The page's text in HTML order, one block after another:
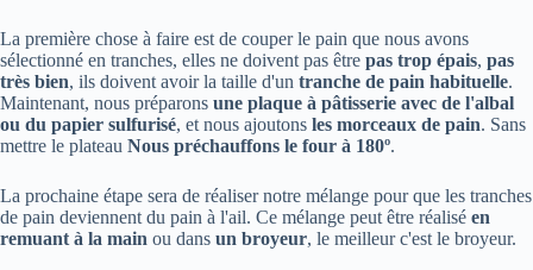
La première chose à faire est de couper le pain que nous avons
sélectionné en tranches, elles ne doivent pas être pas trop épais, pas
très bien, ils doivent avoir la taille d'un tranche de pain habituelle.
Maintenant, nous préparons une plaque à pâtisserie avec de l'albal
ou du papier sulfurisé, et nous ajoutons les morceaux de pain. Sans
mettre le plateau Nous préchauffons le four à 180º.
La prochaine étape sera de réaliser notre mélange pour que les tranches
de pain deviennent du pain à l'ail. Ce mélange peut être réalisé en
remuant à la main ou dans un broyeur, le meilleur c'est le broyeur.